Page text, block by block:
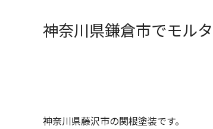
神奈川県鎌倉市でモル
神奈川県藤沢市の関根塗装です。